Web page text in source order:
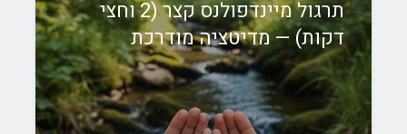
תרגול מיינדפולנס קצר (2 וחצי
דקות) — מדיטציה מודרכת